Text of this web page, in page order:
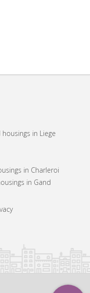
housings in Liege
in Charleroi
in Gand